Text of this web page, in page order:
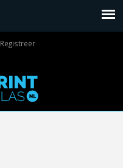
Registreer